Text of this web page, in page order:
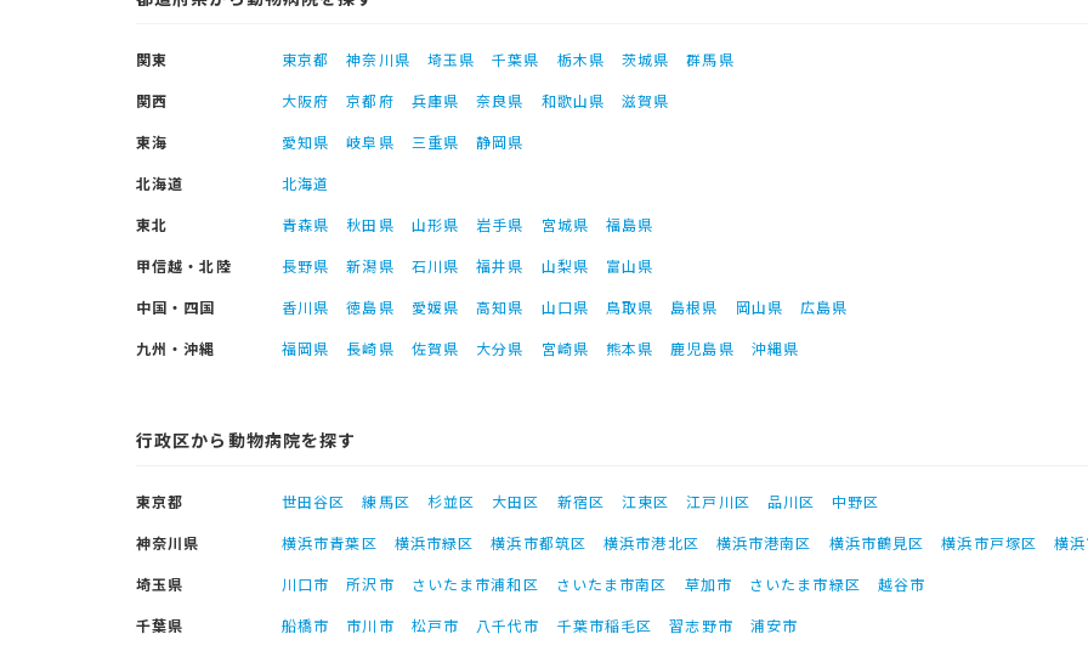
関東 東京都 神奈川県 埼玉県 千葉県 栃木県 茨城県
群馬県
関西
大阪府 京都府 兵庫県 奈良県 和歌山県
滋賀県
東海
愛知県 岐阜県 三重県
静岡県
北海道
北海道
東北
青森県 秋田県 山形県 岩手県 宮城県
福島県
甲信越・北陸
長野県 新潟県 石川県 福井県 山梨県
富山県
中国・四国
香川県 徳島県 愛媛県 高知県 山口県 鳥取県 島根県 岡山県
広島県
九州・沖縄
福岡県 長崎県 佐賀県 大分県 宮崎県 熊本県 鹿児島県 沖縄県
行政区から動物病院を探す
東京都 世田谷区 練馬区 杉並区 大田区 新宿区 江東区 江戸川区 品川区
中野区
神奈川県
横浜市青葉区 横浜市緑区 横浜市都筑区 横浜市港北区 横浜市港南区 横浜市鶴見区 横浜市戸塚区
横
埼玉県
川口市 所沢市 さいたま市浦和区 さいたま市南区 草加市 さいたま市緑区
越谷市
千葉県
船橋市 市川市 松戸市 八千代市 千葉市稲毛区 習志野市 浦安市